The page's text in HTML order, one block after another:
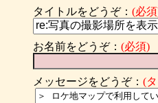
タイトルをどうぞ： (必
お名前をどうぞ： (必須)
メッセージをどうぞ： (